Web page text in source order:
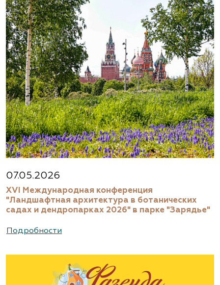
07.05.2026
XVI Международная конференция
"Ландшафтная архитектура в ботанических
садах и дендропарках 2026" в парке "Зарядье"
Подробности